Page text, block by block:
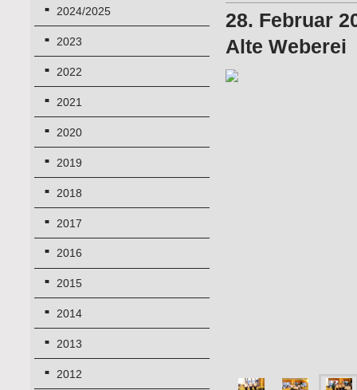
2024/2025
2023
2022
2021
2020
2019
2018
2017
2016
2015
2014
2013
2012
28. Februar
Alte Weberei